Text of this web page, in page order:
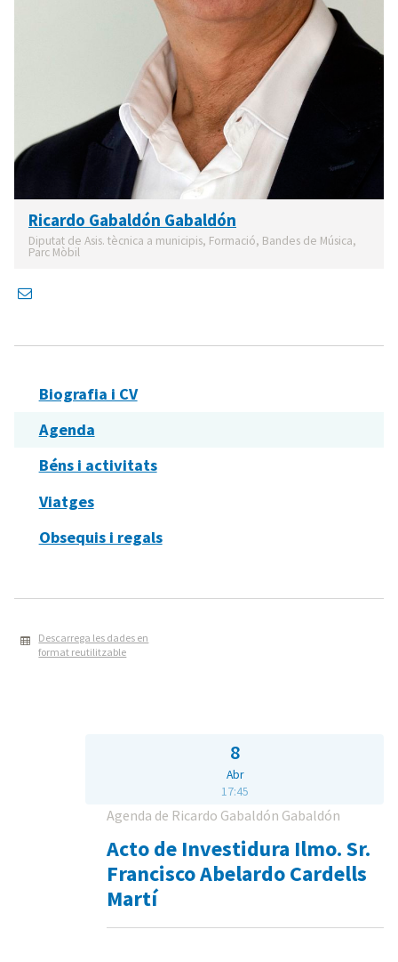
Ricardo Gabaldón Gabaldón
Diputat de Asis. tècnica a municipis, Formació, Bandes de Música,
Parc Mòbil
Biografia i CV
Agenda
Béns i activitats
Viatges
Obsequis i regals
Descarrega les dades en
format reutilitzable
8
Abr
17:45
Agenda de Ricardo Gabaldón Gabaldón
Acto de Investidura Ilmo. Sr.
Francisco Abelardo Cardells
Martí